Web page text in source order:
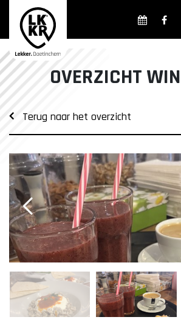
Overzicht winkels
Weekmarkten
Overzicht Cultuur &
Parkeren in Doetinchem
Gratis Shuttle
OVERZICHT
Terug naar het overzicht